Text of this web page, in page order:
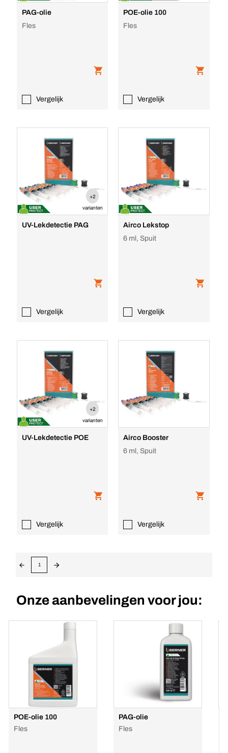
PAG-olie
Fles
Vergelijk
POE-olie 100
Fles
Vergelijk
+2
varianten
UV-Lekdetectie PAG
Vergelijk
Airco Lekstop
6 ml, Spuit
Vergelijk
+2
varianten
UV-Lekdetectie POE
Vergelijk
Airco Booster
6 ml, Spuit
Vergelijk
1
Onze aanbevelingen voor jou:
POE-olie 100
Fles
PAG-olie
Fles